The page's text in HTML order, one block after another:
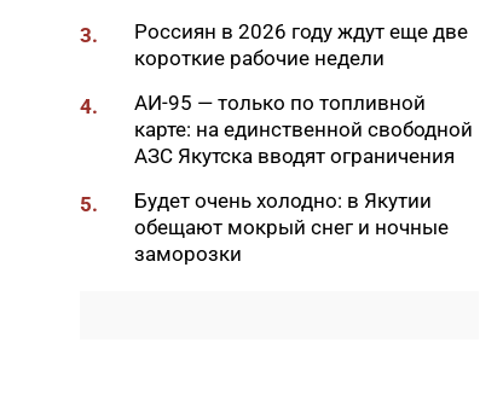
17:09
Объемы заправки
увеличились в Южной Якутии
после повышения суточных
лимитов
Девять жителей Якутии
отметили 100-летний юбилей
в первом полугодии 2026 года
Более 120 жителей Якутии с
инвалидностью нашли работу
3.
Россиян в 2026 году ждут еще две
короткие рабочие недели
4.
АИ-95 — только по топливной
карте: на единственной свободной
АЗС Якутска вводят ограничения
5.
Будет очень холодно: в Якутии
обещают мокрый снег и ночные
заморозки